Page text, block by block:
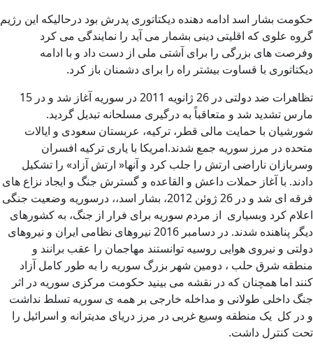
حکومت بشار اسد ادامه دهنده دیکتاتوری پدرش بود درحالیکه این رژیم
گروه علوی که اقلیتی دینی بشمار می آید را نمایندگی می کرد
وفرصت های بزرگی را برای آشتی ملی از دست داد و با ادامه
دیکتاتوری با قساوت بیشتر راه را برای دشمنان باز کرد.
تظاهرات ضد دولتی در 26 ژانویه 2011 در سوریه آغاز شد و در 15
مارس تشدید شد و متعاقباً به درگیری مسلحانه تبدیل گردید.
شورشیان با حمایت مالی قطر، ترکیه، عربستان سعودی و ایالات
متحده در مرز سوریه جمع شدند.امریکا با یاری ترکیه افسران
وسربازان ناراضی ارتش را جلب کرد و آنها« ارتش آزاد» را تشکیل
دادند. با آغاز حملات داعش و القاعده و گسترش جنگ و ایجاد نزاع های
فرقه ای شد و در 26 ژوئن 2012، بشار اسد،، درسوریه وضعیت جنگی
اعلام کرد وبسیاری از مردم سوریه برای فرار از جنگ، به کشورهای
دیگر پناهنده شدند. در دسامبر 2016 نیروهای نظامی ایران و نیروهای
دولتی و نیروی هوایی روسیه توانستند مهاجمان را عقب برانند و
منطقه شرق حلب ، دومین شهر بزرگ سوریه را به طور کامل آزاد
کنند اما همچنان که در نقشه می بینید حکومت مرکزی سوریه در اثر
جنگ داخلی طولانی و مداخله خارجی بر همه ی سوریه تسلط نداشت
و در کل یک منطقه وسیع غربی در مرز دریای مدیترانه و اسرائیل را
تحت کنترل داشت.